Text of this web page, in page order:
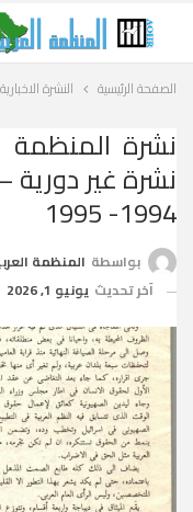
الصفحة الرئيسية النشرة الاخبارية
نشرة المنظمة
1994- 1995
بواسطة المنظمة العربية لحقوق
آخر تحديث يونيو 1, 2026